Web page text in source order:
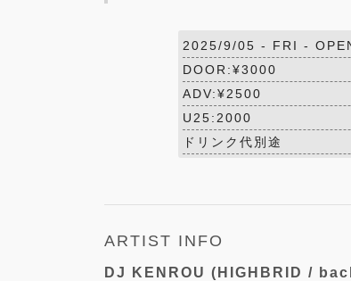
2025/9/05 - FRI -
DOOR:¥3000
ADV:¥2500
U25:2000
ドリンク代別途
ARTIST INFO
DJ KENROU (HIGHBRID /